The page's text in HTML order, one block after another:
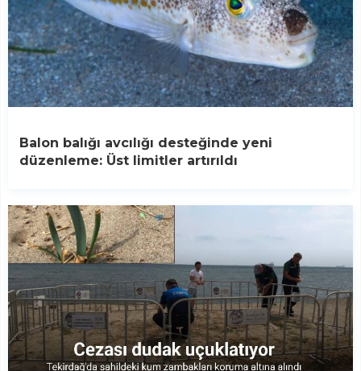
Balon balığı avcılığı desteğinde yeni
düzenleme: Üst limitler artırıldı